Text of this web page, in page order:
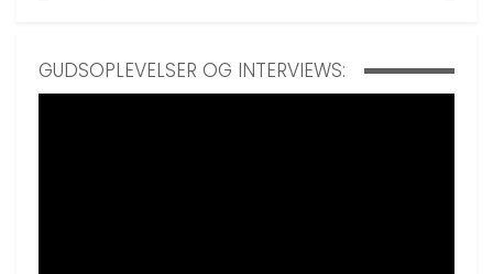
GUDSOPLEVELSER OG INTERVIEWS: